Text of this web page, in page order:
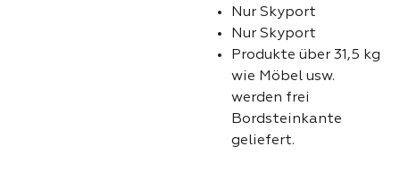
Nur Skyport
Nur Skyport
Produkte über 31,5 kg
wie Möbel usw.
werden frei
Bordsteinkante
geliefert.